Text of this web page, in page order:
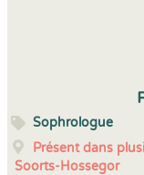
Sophrologue
Présent dans
Soorts-Hossegor